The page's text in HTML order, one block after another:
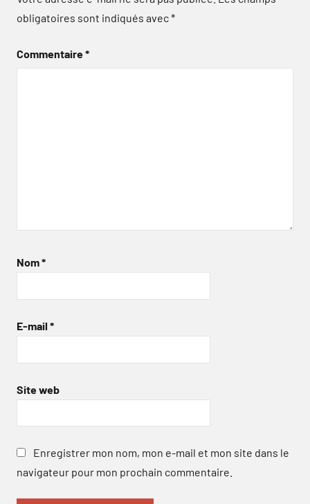
obligatoires sont indiqués avec*
Commentaire*
Nom*
E-mail *
Site web
Enregistrer mon nom, mon e-mail et mon site dans le
navigateur pour mon prochain commentaire.